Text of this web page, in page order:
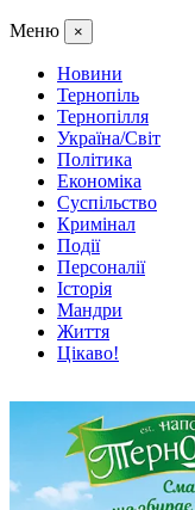
Меню ×
Новини
Тернопіль
Тернопілля
Україна/Світ
Політика
Економіка
Суспільство
Кримінал
Події
Персоналії
Історія
Мандри
Життя
Цікаво!